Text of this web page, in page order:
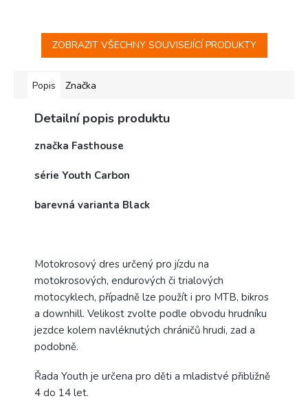
ZOBRAZIT VŠECHNY SOUVISEJÍCÍ PRODUKTY
Popis Značka
Detailní popis produktu
značka Fasthouse
série Youth Carbon
barevná varianta Black
Motokrosový dres určený pro jízdu na
motokrosových, endurových či trialových
motocyklech, případně lze použít i pro MTB, bikros
a downhill. Velikost zvolte podle obvodu hrudníku
jezdce kolem navléknutých chráničů hrudi, zad a
podobně.
Řada Youth je určena pro děti a mladistvé přibližně
4 do 14 let.